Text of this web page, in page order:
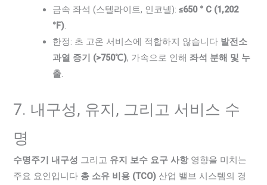
금속 좌석 (스텔라이트, 인코넬):≤650 ° C (1,202
°F).
한정: 초 고온 서비스에 적합하지 않습니다 발전소
과열 증기 (>750℃), 가속으로 인해 좌석 분해 및 누
출.
7. 내구성, 유지, 그리고 서비스 수
명
수명주기 내구성 그리고 유지 보수 요구 사항 영향을 미치는
주요 요인입니다 총 소유 비용 (TCO) 산업 밸브 시스템의 경